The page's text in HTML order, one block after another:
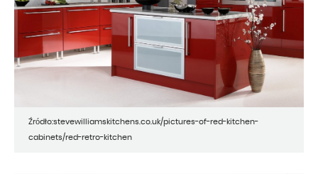
Źródło:stevewilliamskitchens.co.uk/pictures-of-red-kitchen-
cabinets/red-retro-kitchen